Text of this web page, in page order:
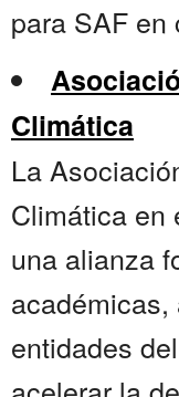
para SAF en
Climática
La
Climática en
una alianza
entidades